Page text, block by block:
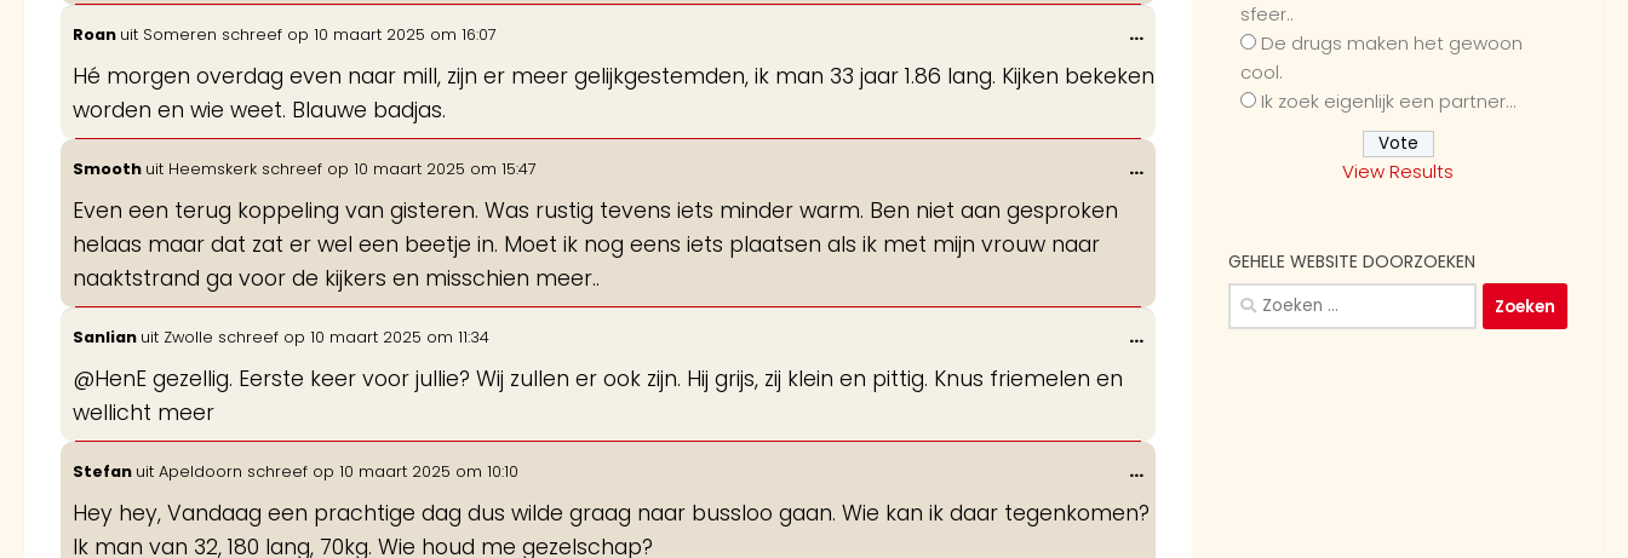
Roan uit Someren schreef op 10 maart 2025 om 16:07
Hé morgen overdag even naar mill, zijn er meer gelijkgestemden, ik man 33 jaar 1.86 lang. Kijken bekeken
worden en wie weet. Blauwe badjas.
...Wissel
metabox.
Smooth uit Heemskerk schreef op 10 maart 2025 om 15:47
Even een terug koppeling van gisteren. Was rustig tevens iets minder warm. Ben niet aan gesproken
helaas maar dat zat er wel een beetje in. Moet ik nog eens iets plaatsen als ik met mijn vrouw naar
naaktstrand ga voor de kijkers en misschien meer..
...Wissel
Sanlian uit Zwolle schreef op 10 maart 2025 om 11:34
@HenE gezellig. Eerste keer voor jullie? Wij zullen er ook zijn. Hij grijs, zij klein en pittig. Knus friemelen en
wellicht meer
...Wissel
Stefan uit Apeldoorn schreef op 10 maart 2025 om 10:10
Hey hey, Vandaag een prachtige dag dus wilde graag naar bussloo gaan. Wie kan ik daar tegenkomen?
Ik man van 32, 180 lang, 70kg. Wie houd me gezelschap?
...Wissel
deze
metabox.
sfeer..
De drugs maken het gewoon
cool.
Ik zoek eigenlijk een partner...
View Results
GEHELE WEBSITE DOORZOEKEN
Zoeken
naar: